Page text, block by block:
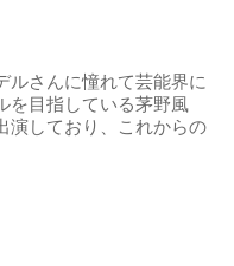
ルさんに憧れて芸能界に
を目指している茅野風
演しており、これからの